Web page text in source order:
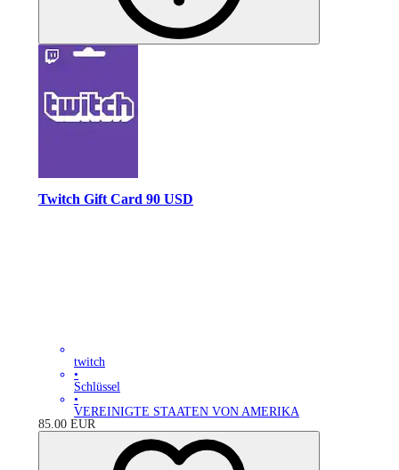
Twitch Gift Card 90 USD
twitch
•
Schlüssel
•
VEREINIGTE STAATEN VON AMERIKA
85.00 EUR